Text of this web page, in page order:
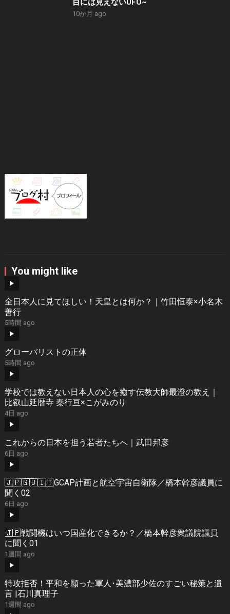
目には見えないUFO~
10か月 ago
You might like
全日本人に見てほしい！天皇とは何か？｜竹田恒泰×小名木
善行
5時間 ago
グローバリストの正体
5時間 ago
学校では教えない日本人の心を癒す伝教大師最澄の教え｜
比叡山延暦寺 秦行亘×こがみのり
4日 ago
これからの日本を担う若者たちへ｜武田邦彦
6日 ago
🇯🇵🇬🇧🇮🇹GCAP計画と航空宇宙自衛隊／橋本幹彦議員に
聞く02
6日 ago
🇯🇵戦闘機はいつ国産化できるか？／橋本幹彦衆議院議員
に聞く01
1週間 ago
特攻拒否！平和を願った軍人･美濃部少佐のすごい秘策と遺
言 |石川真理子
1週間 ago